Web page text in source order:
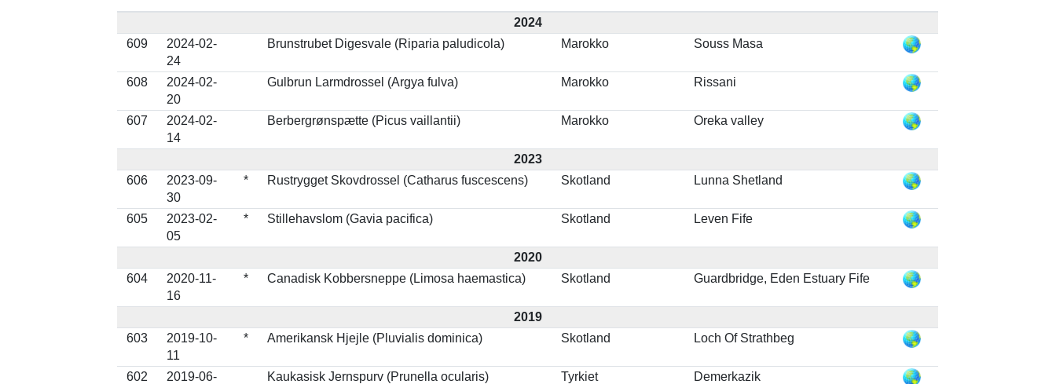
2024
609
2024-02-
24
Brunstrubet Digesvale (Riparia paludicola) Marokko Souss Masa
608
2024-02-
20
Gulbrun Larmdrossel (Argya fulva) Marokko Rissani
607
2024-02-
14
Berbergrønspætte (Picus vaillantii) Marokko Oreka valley
2023
606
2023-09-
30
* Rustrygget Skovdrossel (Catharus fuscescens) Skotland Lunna Shetland
605
2023-02-
05
* Stillehavslom (Gavia pacifica) Skotland Leven Fife
2020
604
2020-11-
16
* Canadisk Kobbersneppe (Limosa haemastica) Skotland Guardbridge, Eden Estuary Fife
2019
603
2019-10-
11
* Amerikansk Hjejle (Pluvialis dominica) Skotland Loch Of Strathbeg
602
2019-06-
Kaukasisk Jernspurv (Prunella ocularis) Tyrkiet Demerkazik